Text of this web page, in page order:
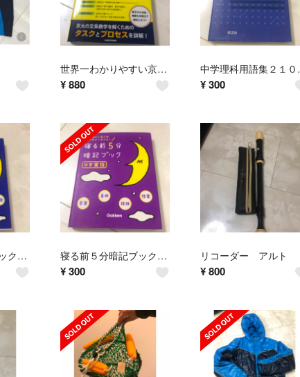
世界一わかりやすい京大の文系数学合格講座 改訂版 美品です！
¥880
中学
¥ 300
寝る前５分暗記ブック中１ 頭にしみこむメモリ－タイム！ 寝る前５分暗記ブック中学実技 頭にしみこむメモリ－タイム！ 音楽 美術 保体 技
¥300
リコーダー アルト
¥ 800